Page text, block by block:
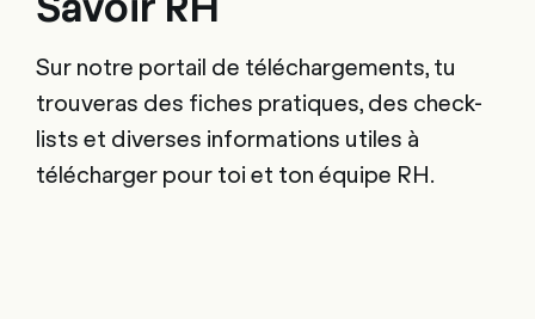
Sur notre portail de téléchargements, tu
trouveras des fiches pratiques, des check-
lists et diverses informations utiles à
télécharger pour toi et ton équipe RH.